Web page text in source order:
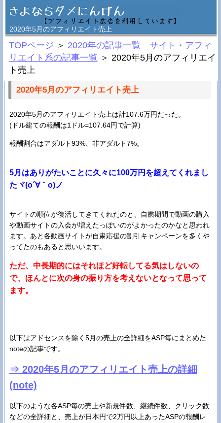
2020年5月のアフィリエイト売上
TOPページ ＞ 2020年の記事一覧
サイト・アフィ
リエイト系の記事一覧 ＞ 2020年5月のアフィリエイ
ト売上
2020年5月のアフィリエイト売上
2020年5月のアフィリエイト売上は計107.6万円だった。
(ドル建ての報酬は1ドル=107.64円で計算)
報酬割合はアダルト93%、非アダルト7%。
5月はありがたいことに久々に100万円を超えてくれまし
たヾ(o´∀｀o)ノ
サイトの順位が復活してきてくれたのと、自粛期間で動画の購入
や動画サイトの入会が増えたっぽいのがよかったのかなと思われ
ます。あと各動画サイトが自粛応援の割引キャンペーンを多くや
ってたのもあると思いいます。
ただ、中長期的にはそれほど好転してる気はしないの
で、ほんとに次の身の振り方を考えないとなって思って
ます。
以下はアドセンスを除く5月の売上の全詳細をASP毎にまとめた
noteの記事です。
⇒ 2020年5月のアフィリエイト売上の詳細
(note)
以下のような各ASP毎の売上や新規件数、継続件数、クリック数
などの全詳細と、売上が日本円で2万円以上あったASPの報酬レ